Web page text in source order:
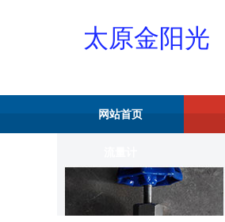
太原金阳光
网站首页